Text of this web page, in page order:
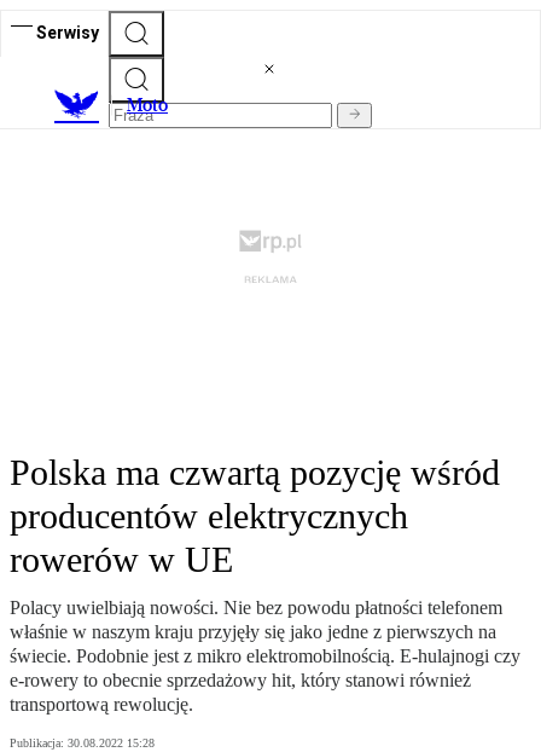
Serwisy
Moto
Polska ma czwartą pozycję wśród
producentów elektrycznych
rowerów w UE
Polacy uwielbiają nowości. Nie bez powodu płatności telefonem
właśnie w naszym kraju przyjęły się jako jedne z pierwszych na
świecie. Podobnie jest z mikro elektromobilnością. E-hulajnogi czy
e-rowery to obecnie sprzedażowy hit, który stanowi również
transportową rewolucję.
Publikacja: 30.08.2022 15:28